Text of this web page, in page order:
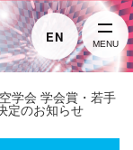
EN MENU
学会 学会賞・若手
定のお知らせ